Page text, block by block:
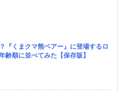
『くまクマ熊ベアー』に登場するロ
齢順に並べてみた【保存版】